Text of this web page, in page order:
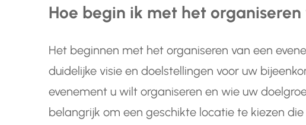
Hoe begin ik met het
Het beginnen met het organiseren van een
duidelijke visie en doelstellingen voor uw
evenement u wilt organiseren en wie uw
belangrijk om een geschikte locatie te kiezen